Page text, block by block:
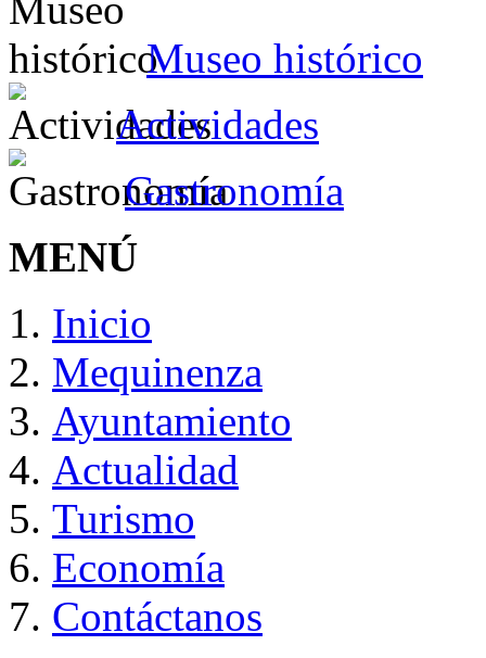
Museo histórico
Actividades
Gastronomía
MENÚ
Inicio
Mequinenza
Ayuntamiento
Actualidad
Turismo
Economía
Contáctanos